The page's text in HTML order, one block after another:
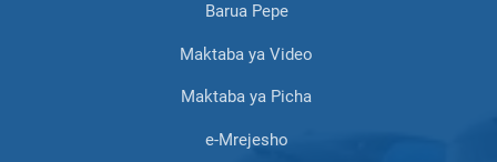
Barua Pepe
Maktaba ya Video
Maktaba ya Picha
e-Mrejesho